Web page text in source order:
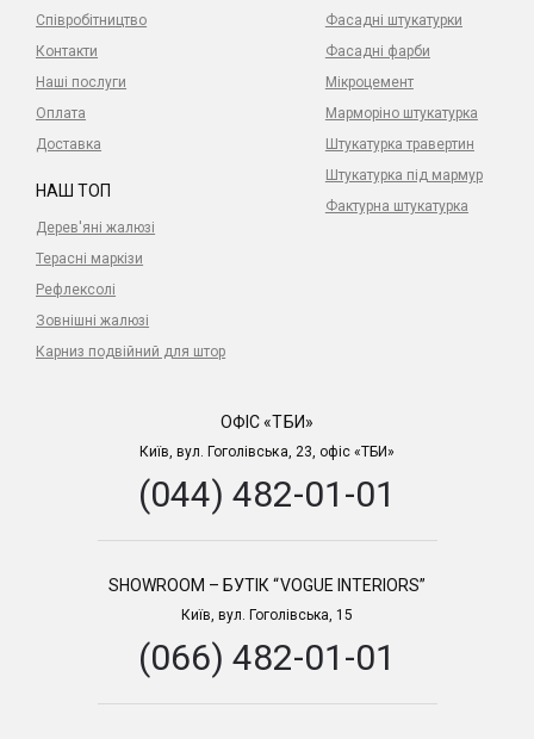
Співробітництво
Контакти
Наші послуги
Оплата
Доставка
Фасадні штукатурки
Фасадні фарби
Мікроцемент
Марморіно штукатурка
Штукатурка травертин
Штукатурка під мармур
Фактурна штукатурка
НАШ ТОП
Дерев'яні жалюзі
Терасні маркізи
Рефлексолі
Зовнішні жалюзі
Карниз подвійний для штор
ОФІС «ТБИ»
Київ, вул. Гоголівська, 23, офіс «ТБИ»
(044) 482-01-01
SHOWROOM – БУТІК “VOGUE INTERIORS”
Київ, вул. Гоголівська, 15
(066) 482-01-01